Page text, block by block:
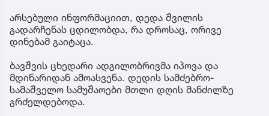
არსებული ინფორმაციით, დედა შვილის
გადარჩენას ცდილობდა, რა დროსაც, ორივე
დინებამ გაიტაცა.
ბავშვის ცხედარი ადგილობრივმა იპოვა და
მდინარიდან ამოასვენა. დედის სამძებრო-
სამაშველო სამუშაოები მთლი დღის მანძილზე
გრძელდებოდა.